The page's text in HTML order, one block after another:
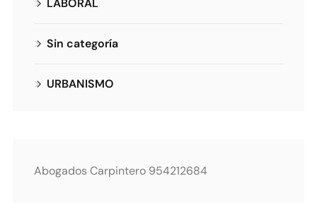
LABORAL
Sin categoría
URBANISMO
Abogados Carpintero 954212684